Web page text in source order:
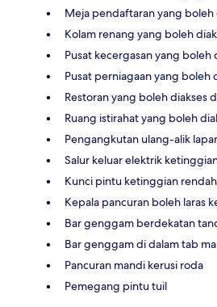
Meja pendaftaran yang
Kolam renang yang boleh
Pusat kecergasan yang
Pusat perniagaan yang boleh
Restoran yang boleh diakses
Ruang istirahat yang boleh
Pengangkutan ulang-alik
Salur keluar elektrik
Kunci pintu ketinggian rendah
Kepala pancuran boleh laras
Bar genggam berdekatan
Bar genggam di dalam tab
Pancuran mandi kerusi roda
Pemegang pintu tuil